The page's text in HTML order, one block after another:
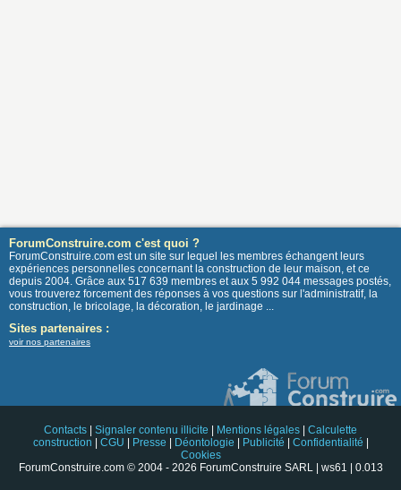
ForumConstruire.com c'est quoi ?
ForumConstruire.com est un site sur lequel les membres échangent leurs
expériences personnelles concernant la construction de leur maison, et ce
depuis 2004. Grâce aux 517 639 membres et aux 5 992 044 messages postés,
vous trouverez forcement des réponses à vos questions sur l'administratif, la
construction, le bricolage, la décoration, le jardinage ...
Sites partenaires :
voir nos partenaires
Contacts Signaler contenu illicite Mentions légales
Calculette
construction
CGU Presse Déontologie Publicité Confidentialité
Cookies
ForumConstruire.com © 2004 - 2026 ForumConstruire SARL | ws61 | 0.013